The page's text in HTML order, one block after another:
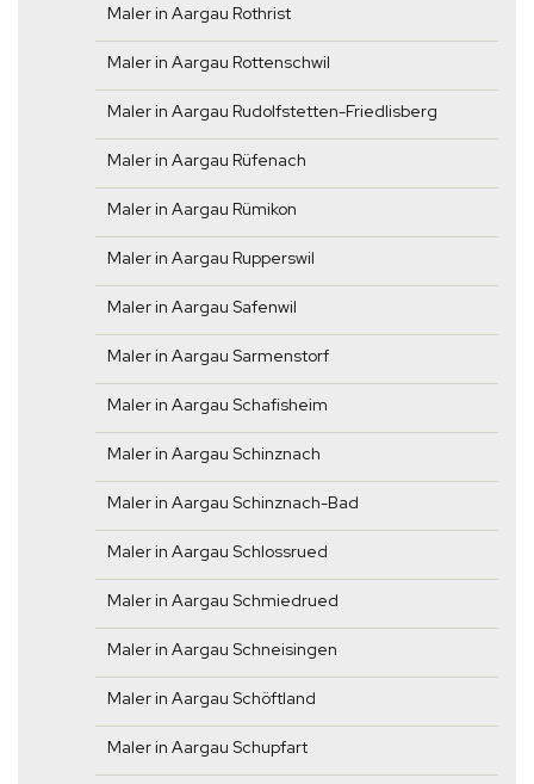
Maler in Aargau Rothrist
Maler in Aargau Rottenschwil
Maler in Aargau Rudolfstetten-Friedlisberg
Maler in Aargau Rüfenach
Maler in Aargau Rümikon
Maler in Aargau Rupperswil
Maler in Aargau Safenwil
Maler in Aargau Sarmenstorf
Maler in Aargau Schafisheim
Maler in Aargau Schinznach
Maler in Aargau Schinznach-Bad
Maler in Aargau Schlossrued
Maler in Aargau Schmiedrued
Maler in Aargau Schneisingen
Maler in Aargau Schöftland
Maler in Aargau Schupfart